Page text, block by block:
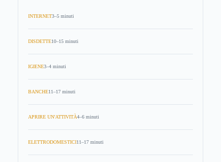
INTERNET3–5 minuti
DISDETTE10–15 minuti
IGIENE3–4 minuti
BANCHE11–17 minuti
APRIRE UN'ATTIVITÀ4–6 minuti
ELETTRODOMESTICI11–17 minuti